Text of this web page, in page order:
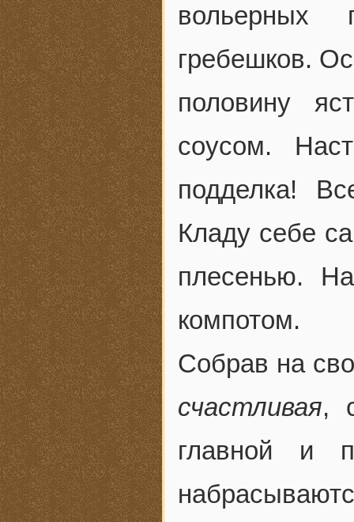
вольерных
гребешков.
половину
соусом.
подделка!
Кладу себе
плесенью.
компотом.
Собрав на
счастливая,
главной и